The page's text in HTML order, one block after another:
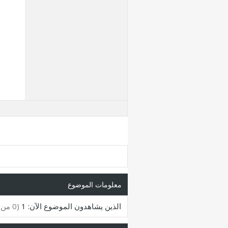
معلومات الموضوع
الذين يشاهدون الموضوع الآن: 1 (0 من الأعضاء و 1 زائر)